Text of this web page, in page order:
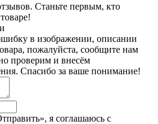
Станьте первым, кто
в изображении, описании
пожалуйста, сообщите нам
проверим и внесём
Спасибо за ваше понимание!
я соглашаюсь с